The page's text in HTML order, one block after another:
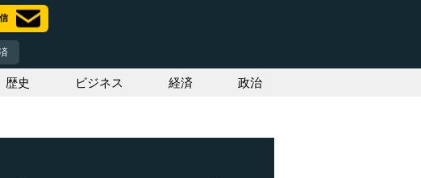
歴史 ビジネス 経済 政治